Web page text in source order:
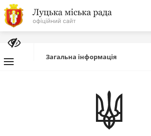
На
головну
Про місто
Міська влада
Загальна інформація